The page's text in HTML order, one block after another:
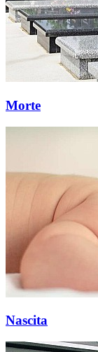
Morte
Nascita